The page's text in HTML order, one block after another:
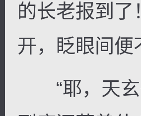
的长老报到了
开，眨眼间便
“耶，天玄